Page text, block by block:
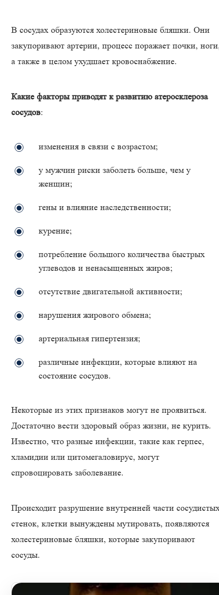
В сосудах образуются холестериновые бляшки. Они
закупоривают артерии, процесс поражает почки,
а также в целом ухудшает кровоснабжение.
Какие факторы приводят к развитию атеросклероза
сосудов:
изменения в связи с возрастом;
у мужчин риски заболеть больше, чем у
женщин;
гены и влияние наследственности;
курение;
потребление большого количества быстрых
углеводов и ненасыщенных жиров;
отсутствие двигательной активности;
нарушения жирового обмена;
артериальная гипертензия;
различные инфекции, которые влияют на
состояние сосудов.
Некоторые из этих признаков могут не проявиться.
Достаточно вести здоровый образ жизни, не курить.
Известно, что разные инфекции, такие как герпес,
хламидии или цитомегаловирус, могут
спровоцировать заболевание.
Происходит разрушение внутренней части
стенок, клетки вынуждены мутировать, появляются
холестериновые бляшки, которые закупоривают
сосуды.